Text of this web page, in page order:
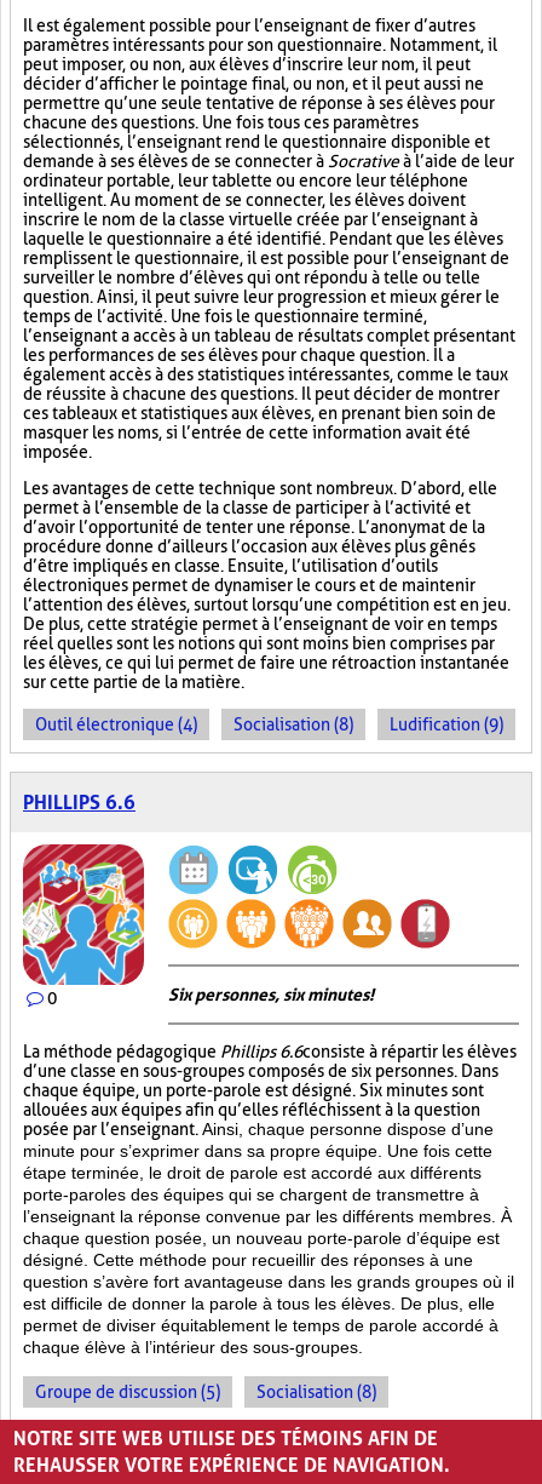
Il est également possible pour l’enseignant de fixer d’autres
paramètres intéressants pour son questionnaire. Notamment, il
peut imposer, ou non, aux élèves d’inscrire leur nom, il peut
décider d’afficher le pointage final, ou non, et il peut aussi ne
permettre qu’une seule tentative de réponse à ses élèves pour
chacune des questions. Une fois tous ces paramètres
sélectionnés, l’enseignant rend le questionnaire disponible et
demande à ses élèves de se connecter à Socrativeà l’aide de leur
ordinateur portable, leur tablette ou encore leur téléphone
intelligent. Au moment de se connecter, les élèves doivent
inscrire le nom de la classe virtuelle créée par l’enseignant à
laquelle le questionnaire a été identifié. Pendant que les élèves
remplissent le questionnaire, il est possible pour l’enseignant de
surveiller le nombre d’élèves qui ont répondu à telle ou telle
question. Ainsi, il peut suivre leur progression et mieux gérer le
temps de l’activité. Une fois le questionnaire terminé,
l’enseignant a accès à un tableau de résultats complet présentant
les performances de ses élèves pour chaque question. Il a
également accès à des statistiques intéressantes, comme le taux
de réussite à chacune des questions. Il peut décider de montrer
ces tableaux et statistiques aux élèves, en prenant bien soin de
masquer les noms, si l’entrée de cette information avait été
imposée.
Les avantages de cette technique sont nombreux. D’abord, elle
permet à l’ensemble de la classe de participer à l’activité et
d’avoir l’opportunité de tenter une réponse. L’anonymat de la
procédure donne d’ailleurs l’occasion aux élèves plus gênés
d’être impliqués en classe. Ensuite, l’utilisation d’outils
électroniques permet de dynamiser le cours et de maintenir
l’attention des élèves, surtout lorsqu’une compétition est en jeu.
De plus, cette stratégie permet à l’enseignant de voir en temps
réel quelles sont les notions qui sont moins bien comprises par
les élèves, ce qui lui permet de faire une rétroaction instantanée
sur cette partie de la matière.
Outil électronique (4) Socialisation (8) Ludification (9)
PHILLIPS 6.6
0 Six personnes, six minutes!
La méthode pédagogique Phillips 6.6consiste à répartir les élèves
d’une classe en sous-groupes composés de six personnes. Dans
chaque équipe, un porte-parole est désigné. Six minutes sont
allouées aux équipes afin qu’elles réfléchissent à la question
posée par l’enseignant. Ainsi, chaque personne dispose d’une
minute pour s’exprimer dans sa propre équipe. Une fois cette
étape terminée, le droit de parole est accordé aux différents
porte-paroles des équipes qui se chargent de transmettre à
l’enseignant la réponse convenue par les différents membres. À
chaque question posée, un nouveau porte-parole d’équipe est
désigné. Cette méthode pour recueillir des réponses à une
question s’avère fort avantageuse dans les grands groupes où il
est difficile de donner la parole à tous les élèves. De plus, elle
permet de diviser équitablement le temps de parole accordé à
chaque élève à l’intérieur des sous-groupes.
Groupe de discussion (5) Socialisation (8)
Enseignement par les pairs (7)
NOTRE SITE WEB UTILISE DES TÉMOINS AFIN DE
REHAUSSER VOTRE EXPÉRIENCE DE NAVIGATION.